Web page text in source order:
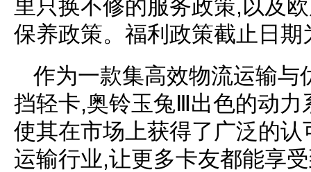
里只换不修的服务政策,以及
保养政策。福利政策截止日期
作为一款集高效物流运输与
挡轻卡,奥铃玉兔Ⅲ出色的动
使其在市场上获得了广泛的
运输行业,让更多卡友都能享